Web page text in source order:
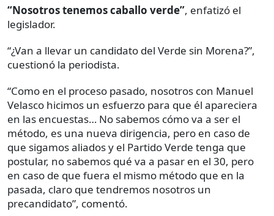
“Nosotros tenemos caballo verde”, enfatizó el
legislador.
“¿Van a llevar un candidato del Verde sin Morena?”,
cuestionó la periodista.
“Como en el proceso pasado, nosotros con Manuel
Velasco hicimos un esfuerzo para que él apareciera
en las encuestas… No sabemos cómo va a ser el
método, es una nueva dirigencia, pero en caso de
que sigamos aliados y el Partido Verde tenga que
postular, no sabemos qué va a pasar en el 30, pero
en caso de que fuera el mismo método que en la
pasada, claro que tendremos nosotros un
precandidato”, comentó.